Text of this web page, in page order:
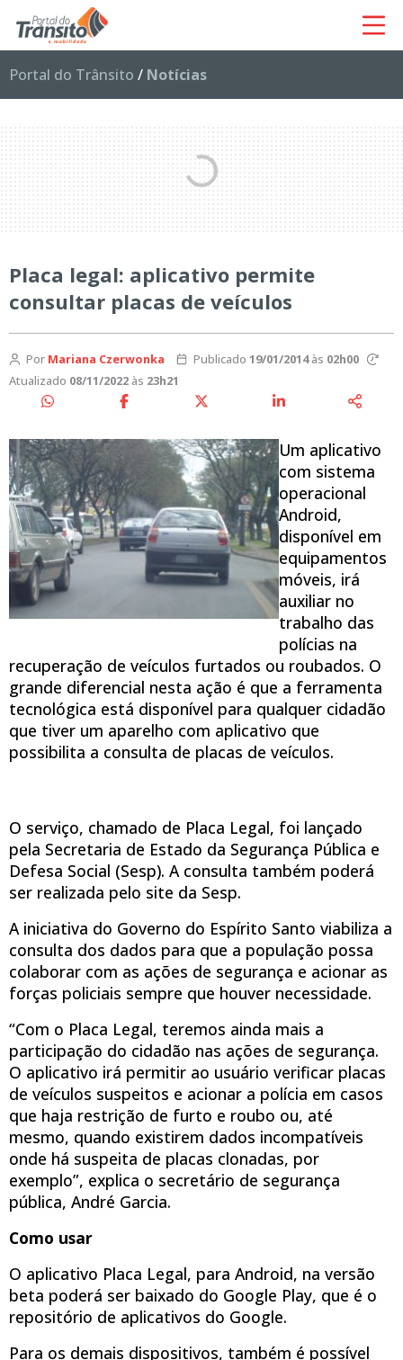
Portal do Trânsito / Notícias
Placa legal: aplicativo permite
consultar placas de veículos
Por Mariana Czerwonka Publicado 19/01/2014às 02h00
Atualizado 08/11/2022 às 23h21
Um aplicativo
com sistema
operacional
Android,
disponível em
equipamentos
móveis, irá
auxiliar no
trabalho das
polícias na
recuperação de veículos furtados ou roubados. O
grande diferencial nesta ação é que a ferramenta
tecnológica está disponível para qualquer cidadão
que tiver um aparelho com aplicativo que
possibilita a consulta de placas de veículos.
O serviço, chamado de Placa Legal, foi lançado
pela Secretaria de Estado da Segurança Pública e
Defesa Social (Sesp). A consulta também poderá
ser realizada pelo site da Sesp.
A iniciativa do Governo do Espírito Santo viabiliza a
consulta dos dados para que a população possa
colaborar com as ações de segurança e acionar as
forças policiais sempre que houver necessidade.
“Com o Placa Legal, teremos ainda mais a
participação do cidadão nas ações de segurança.
O aplicativo irá permitir ao usuário verificar placas
de veículos suspeitos e acionar a polícia em casos
que haja restrição de furto e roubo ou, até
mesmo, quando existirem dados incompatíveis
onde há suspeita de placas clonadas, por
exemplo”, explica o secretário de segurança
pública, André Garcia.
Como usar
O aplicativo Placa Legal, para Android, na versão
beta poderá ser baixado do Google Play, que é o
repositório de aplicativos do Google.
Para os demais dispositivos, também é possível